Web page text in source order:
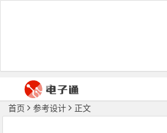
首页 参考设计 正文